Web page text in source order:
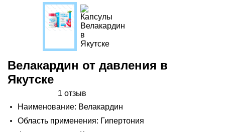
Велакардин от давления в
Якутске
1 отзыв
Наименование: Велакардин
Область применения: Гипертония